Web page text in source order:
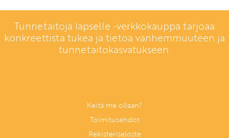
Tunnetaitoja lapselle -verkkokauppa tarjoaa
konkreettista tukea ja tietoa vanhemmuuteen ja
tunnetaitokasvatukseen.
Keitä me ollaan?
Toimitusehdot
Rekisteriseloste